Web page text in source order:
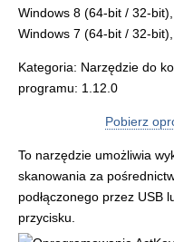
Windows 8 (64-bit / 32-
Windows 7 (64-bit / 32-
Kategoria: Narzędzie do
programu: 1.12.0
Pobierz
To narzędzie umożliwia
skanowania za
podłączonego przez USB
przycisku.